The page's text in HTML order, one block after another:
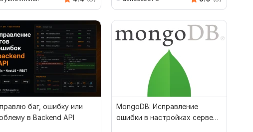
баг, ошибку или
в Backend API
MongoDB: Исправление
ошибки в настройках сервера